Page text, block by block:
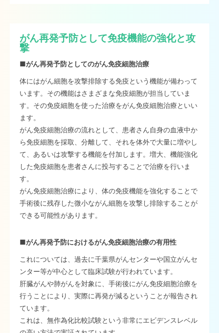
がん再発予防として免疫機能の強化と攻
撃
■がん再発予防としてのがん免疫細胞治療
体にはがん細胞を攻撃排除する免疫という機能が備わって
います。その機能はさまざまな免疫細胞が担当していま
す。その免疫細胞を使った治療をがん免疫細胞治療といい
ます。
がん免疫細胞治療の流れとして、患者さん自身の血液中か
ら免疫細胞を採取、分離して、それを体外で大量に増やし
て、あるいは攻撃する機能を付加します。増大、機能強化
した免疫細胞を患者さんに投与することで治療を行いま
す。
がん免疫細胞治療により、体の免疫機能を強化することで
手術後に残存した微小ながん細胞を攻撃し排除することが
できる可能性があります。
■がん再発予防におけるがん免疫細胞治療の有用性
これについては、過去に千葉県がんセンターや国立がんセ
ンター等が中心として臨床試験が行われています。
肝臓がんや肺がんを対象に、手術後にがん免疫細胞治療を
行うことにより、実際に再発が減るということが報告され
ています。
これは、無作為化比較試験という非常にエビデンスレベル